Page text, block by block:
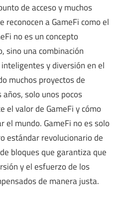
de acceso y muchos
reconocen a GameFi como el
no es un concepto
sino una combinación
y diversión en el
muchos proyectos de
solo unos pocos
el valor de GameFi y cómo
el mundo. GameFi no es solo
estándar revolucionario de
bloques que garantiza que
y el esfuerzo de los
​​de manera justa.